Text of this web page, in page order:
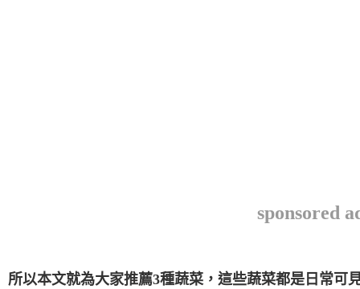
sponsored
所以本文就為大家推薦3種蔬菜，這些蔬菜都是日常可